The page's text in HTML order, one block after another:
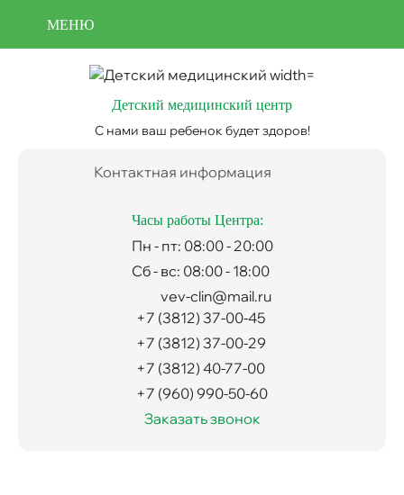
основному
содержанию
МЕНЮ
Детский медицинский центр
С нами ваш ребенок будет здоров!
Контактная информация
Часы работы Центра:
Пн - пт: 08:00 - 20:00
Сб - вс: 08:00 - 18:00
vev-clin@mail.ru
+7 (3812) 37-00-45
+7 (3812) 37-00-29
+7 (3812) 40-77-00
+7 (960) 990-50-60
Заказать звонок